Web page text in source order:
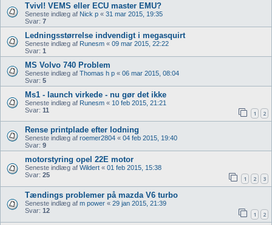
Tvivl! VEMS eller ECU master EMU?
Seneste indlæg af Nick p « 31 mar 2015, 19:35
Svar: 7
Ledningsstørrelse indvendigt i megasquirt
Seneste indlæg af Runesm « 09 mar 2015, 22:22
Svar: 1
MS Volvo 740 Problem
Seneste indlæg af Thomas h p « 06 mar 2015, 08:04
Svar: 5
Ms1 - launch virkede - nu gør det ikke
Seneste indlæg af Runesm « 10 feb 2015, 21:21
Svar: 11 1 2
Rense printplade efter lodning
Seneste indlæg af roemer2804 « 04 feb 2015, 19:40
Svar: 9
motorstyring opel 22E motor
Seneste indlæg af Wildert « 01 feb 2015, 15:38
Svar: 25 1 2 3
Tændings problemer på mazda V6 turbo
Seneste indlæg af m power « 29 jan 2015, 21:39
Svar: 12 1 2